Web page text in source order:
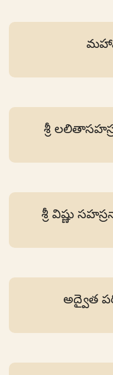
శ్రీ
శ్రీ విష్ణు
అద్వైత